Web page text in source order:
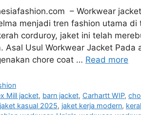
– Workwear
menjadi tren fashion utama
corduroy, jaket ini telah
Asal Usul Workwear Jacket
chore coat … Read more
Mill jacket, barn jacket, Carhartt WIP,
jaket kasual 2025, jaket kerja modern,